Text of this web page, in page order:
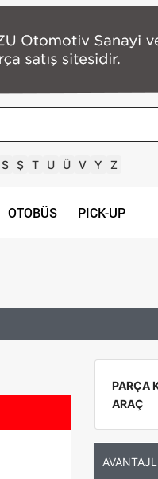
S Ş T U Ü V Y Z
OTOBÜS PICK-UP
PARÇA
ARAÇ